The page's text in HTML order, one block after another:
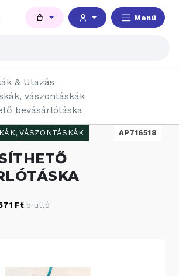
Menü
& Utazás
vászontáskák
bevásárlótáska
VÁSZONTÁSKÁK AP716518
Ft bruttó